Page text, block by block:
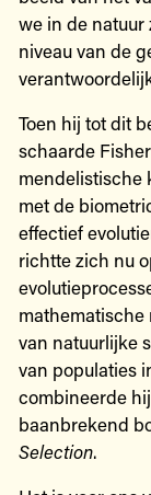
we in de natuur
niveau van de
Toen hij tot dit
schaarde
mendelistische
met de
effectief
richtte zich nu
mathematische
van natuurlijke
van populaties
combineerde
baanbrekend
Selection.